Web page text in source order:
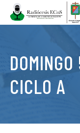
CICLO A